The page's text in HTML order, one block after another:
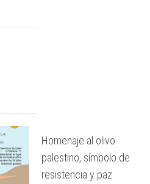
Homenaje al olivo
palestino, símbolo de
resistencia y paz